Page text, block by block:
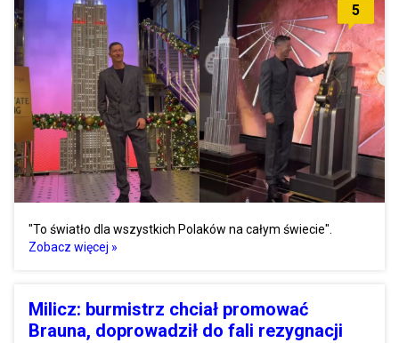
5
"To światło dla wszystkich Polaków na całym świecie".
Zobacz więcej »
Milicz: burmistrz chciał promować
Brauna, doprowadził do fali rezygnacji